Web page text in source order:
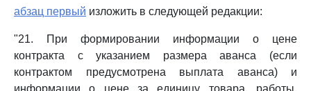
абзац первый изложить в следующей редакции:
"21. При формировании информации о цене
контракта с указанием размера аванса (если
контрактом предусмотрена выплата аванса) и
информации о цене за единицу товара, работы,